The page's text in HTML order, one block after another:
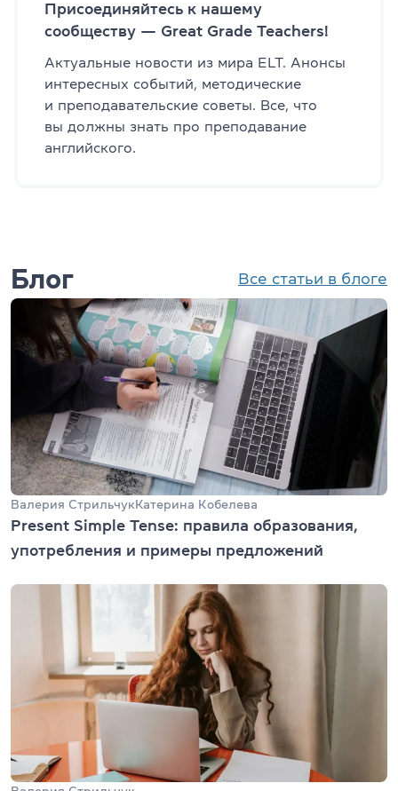
Присоединяйтесь к нашему
сообществу — Great Grade Teachers!
Актуальные новости из мира ELT. Анонсы
интересных событий, методические
и преподавательские советы. Все, что
вы должны знать про преподавание
английского.
Блог Все статьи в блоге
Валерия Стрильчук Катерина Кобелева
Present Simple Tense: правила образования,
употребления и примеры предложений